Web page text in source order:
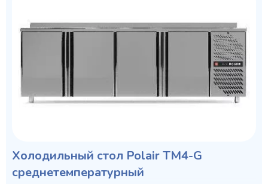
Холодильный стол Polair TM4-G
среднетемпературный